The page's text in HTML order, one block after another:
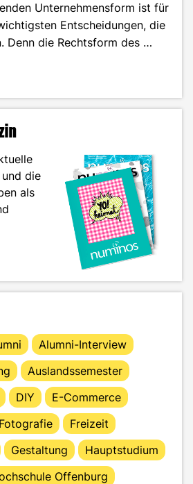
Unternehmensform ist für
Entscheidungen, die
Denn die Rechtsform des …
die
als
Alumni-Interview
Auslandssemester
DIY
E-Commerce
Fotografie
Freizeit
Gestaltung
Hauptstudium
Offenburg